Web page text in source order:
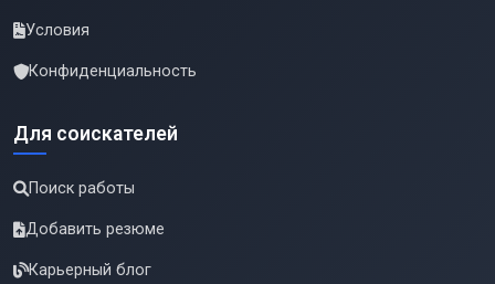
Условия
Конфиденциальность
Для соискателей
Поиск работы
Добавить резюме
Карьерный блог